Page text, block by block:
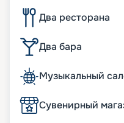
Два ресторана
Два бара
Музыкальный
Сувенирный